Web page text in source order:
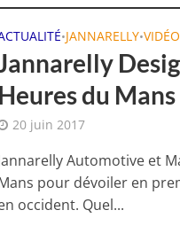
•JANNARELLY•
Heures du
20 juin 2017
Automotive et
pour dévoiler en
occident. Quel...